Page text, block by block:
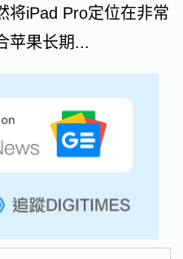
将iPad Pro定位在非常
苹果长期...